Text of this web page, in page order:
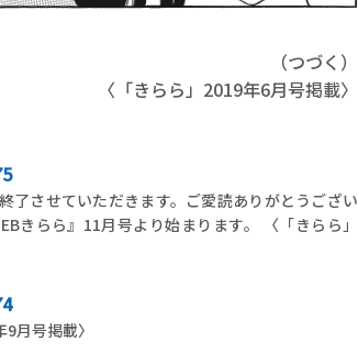
（つづく）
〈「きらら」2019年6月号掲載〉
了させていただきます。ご愛読ありがとうござい
きらら』11月号より始まります。 〈「きらら」
号掲載〉